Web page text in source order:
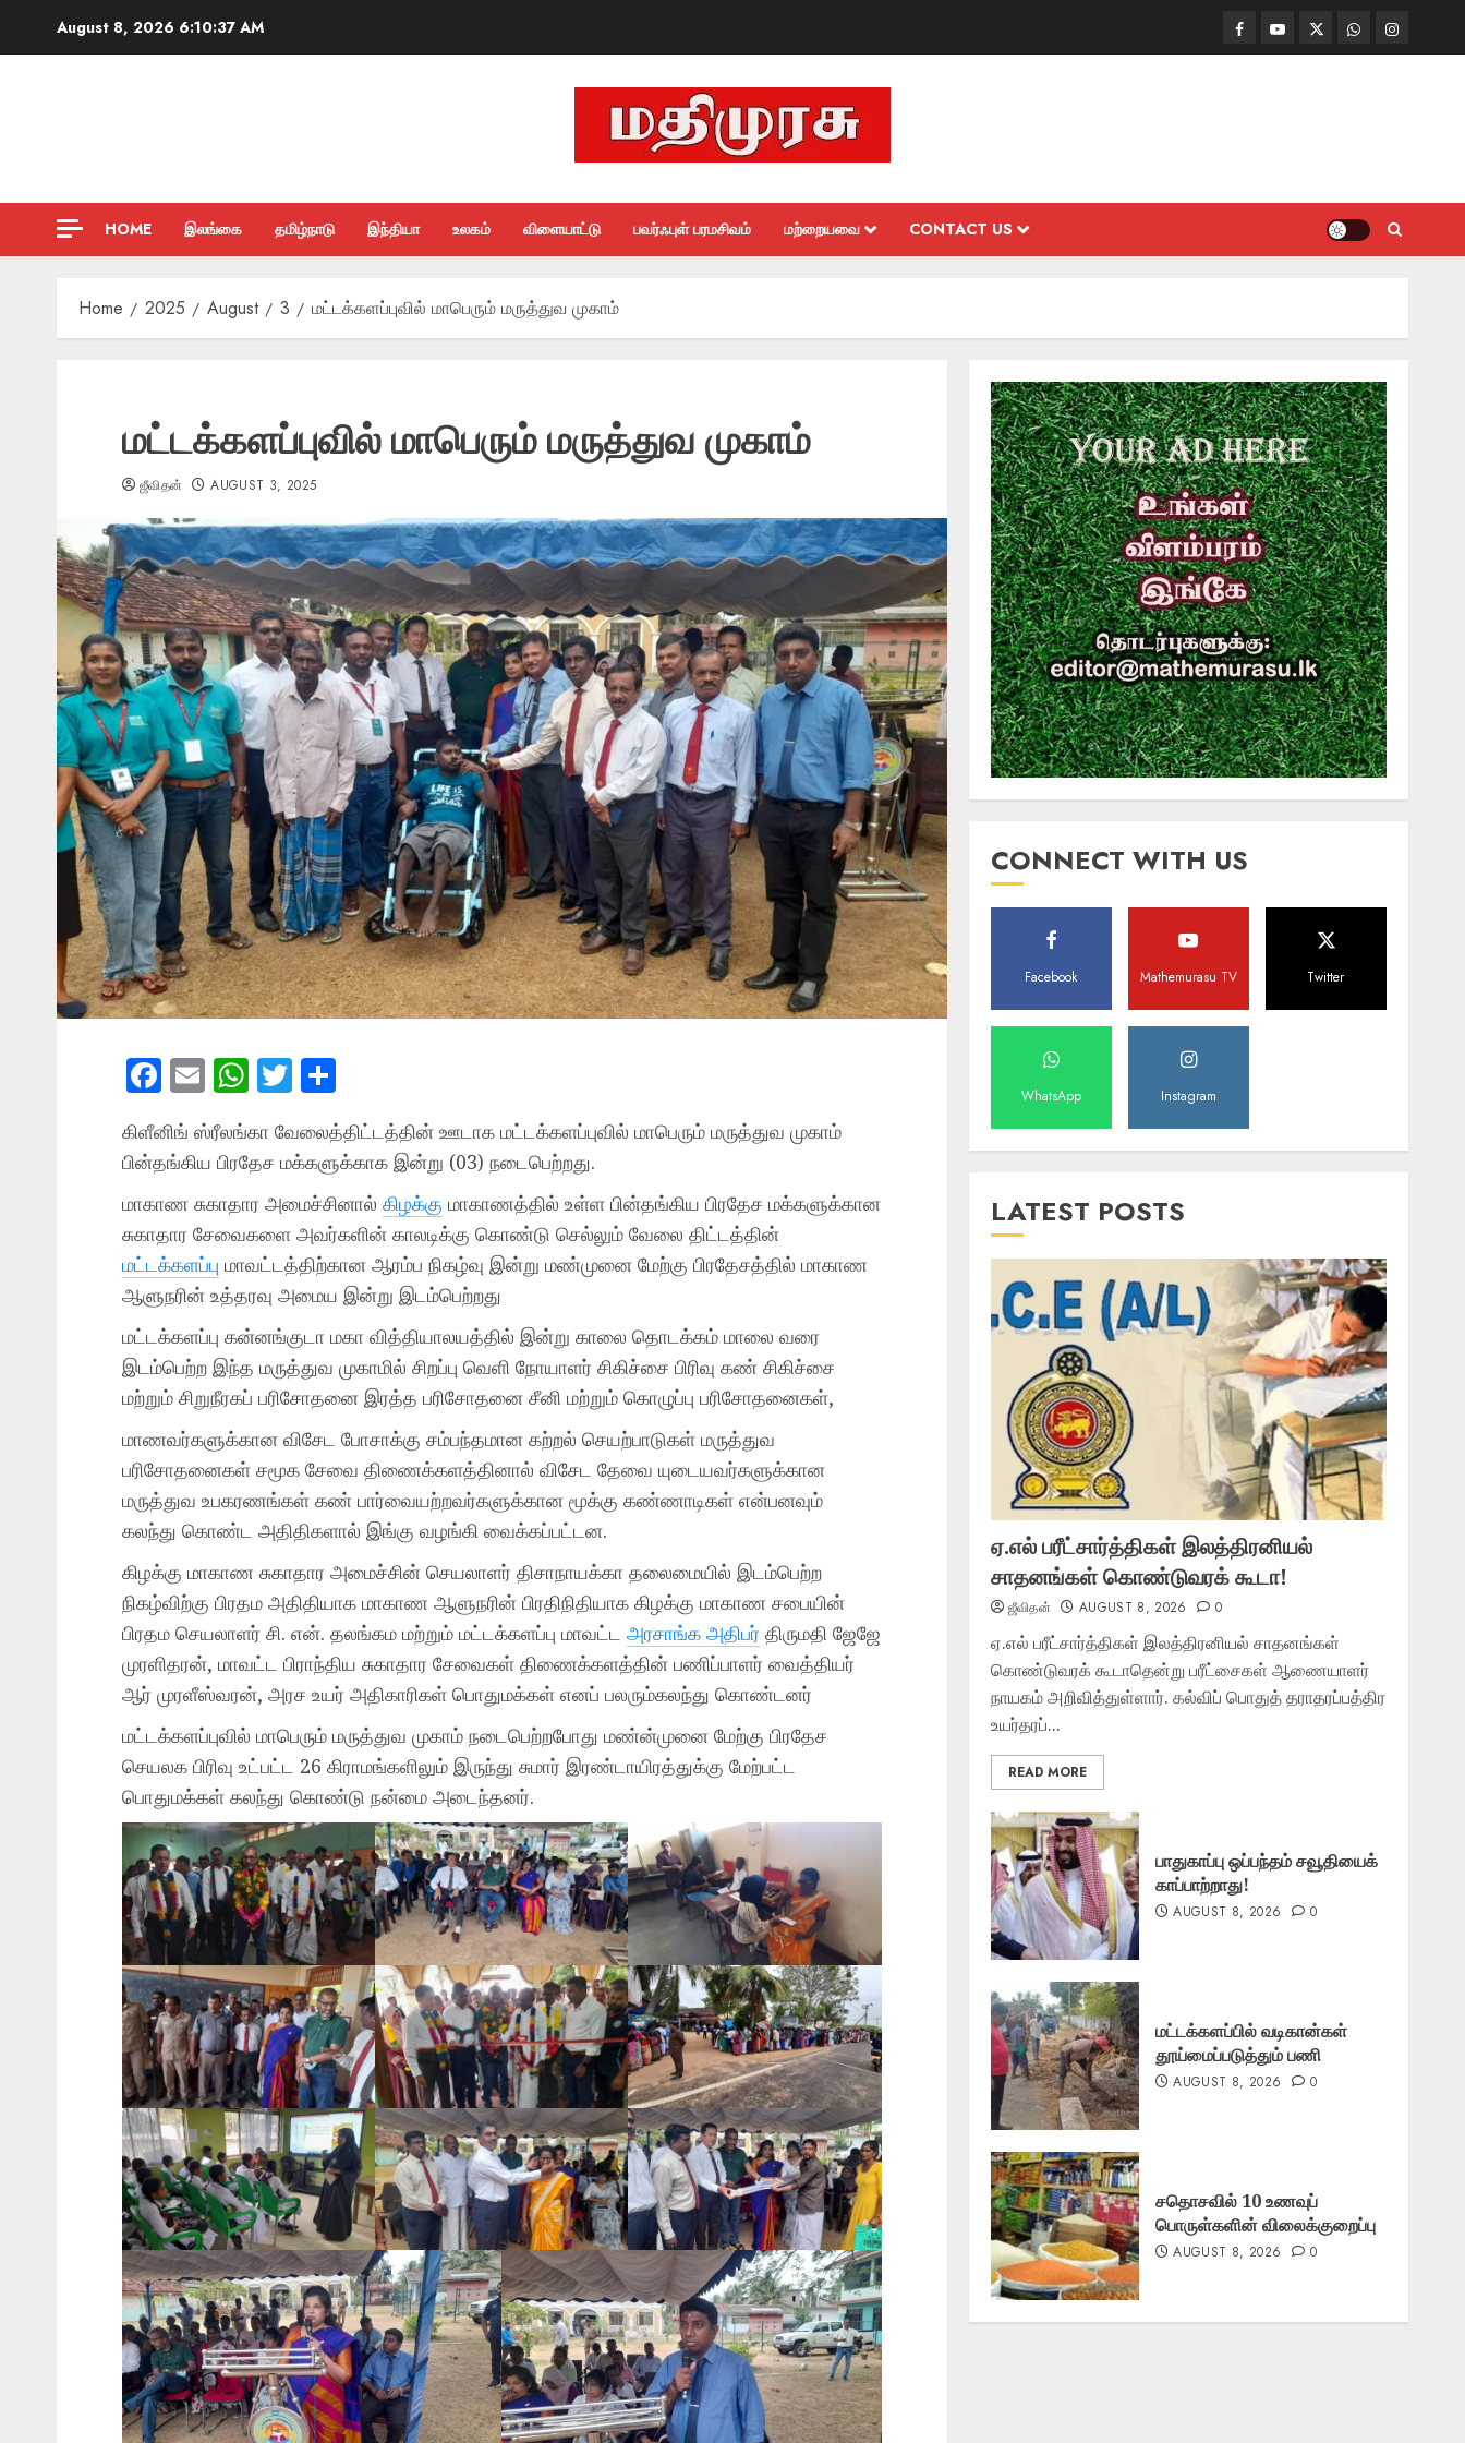
August 8, 2026 6:10:38 AM FacebookMathemurasu
TV
TwitterWhatsAppInstagram
HOME இலங்கை தமிழ்நாடு இந்தியா உலகம் விளையாட்டு பவர்ஃபுள் பரமசிவம் மற்றையவை CONTACT US
Home 2025 August 3 மட்டக்களப்புவில் மாபெரும் மருத்துவ முகாம்
மட்டக்களப்புவில் மாபெரும் மருத்துவ முகாம்
ஜீவிதன் AUGUST 3, 2025
Facebook
EmailWhatsApp
Twitter
கிளீனிங் ஸ்ரீலங்கா வேலைத்திட்டத்தின் ஊடாக மட்டக்களப்புவில் மாபெரும் மருத்துவ முகாம்
பின்தங்கிய பிரதேச மக்களுக்காக இன்று (03) நடைபெற்றது.
மாகாண சுகாதார அமைச்சினால் கிழக்கு மாகாணத்தில் உள்ள பின்தங்கிய பிரதேச மக்களுக்கான
சுகாதார சேவைகளை அவர்களின் காலடிக்கு கொண்டு செல்லும் வேலை திட்டத்தின்
மட்டக்களப்பு மாவட்டத்திற்கான ஆரம்ப நிகழ்வு இன்று மண்முனை மேற்கு பிரதேசத்தில் மாகாண
ஆளுநரின் உத்தரவு அமைய இன்று இடம்பெற்றது
மட்டக்களப்பு கன்னங்குடா மகா வித்தியாலயத்தில் இன்று காலை தொடக்கம் மாலை வரை
இடம்பெற்ற இந்த மருத்துவ முகாமில் சிறப்பு வெளி நோயாளர் சிகிச்சை பிரிவு கண் சிகிச்சை
மற்றும் சிறுநீரகப் பரிசோதனை இரத்த பரிசோதனை சீனி மற்றும் கொழுப்பு பரிசோதனைகள்,
மாணவர்களுக்கான விசேட போசாக்கு சம்பந்தமான கற்றல் செயற்பாடுகள் மருத்துவ
பரிசோதனைகள் சமூக சேவை திணைக்களத்தினால் விசேட தேவை யுடையவர்களுக்கான
மருத்துவ உபகரணங்கள் கண் பார்வையற்றவர்களுக்கான மூக்கு கண்ணாடிகள் என்பனவும்
கலந்து கொண்ட அதிதிகளால் இங்கு வழங்கி வைக்கப்பட்டன.
கிழக்கு மாகாண சுகாதார அமைச்சின் செயலாளர் திசாநாயக்கா தலைமையில் இடம்பெற்ற
நிகழ்விற்கு பிரதம அதிதியாக மாகாண ஆளுநரின் பிரதிநிதியாக கிழக்கு மாகாண சபையின்
பிரதம செயலாளர் சி. என். தலங்கம மற்றும் மட்டக்களப்பு மாவட்ட அரசாங்க அதிபர் திருமதி ஜேஜே
முரளிதரன், மாவட்ட பிராந்திய சுகாதார சேவைகள் திணைக்களத்தின் பணிப்பாளர் வைத்தியர்
ஆர் முரளீஸ்வரன், அரச உயர் அதிகாரிகள் பொதுமக்கள் எனப் பலரும்கலந்து கொண்டனர்
மட்டக்களப்புவில் மாபெரும் மருத்துவ முகாம் நடைபெற்றபோது மண்ன்முனை மேற்கு பிரதேச
செயலக பிரிவு உட்பட்ட 26 கிராமங்களிலும் இருந்து சுமார் இரண்டாயிரத்துக்கு மேற்பட்ட
பொதுமக்கள் கலந்து கொண்டு நன்மை அடைந்தனர்.
CONNECT WITH US
Facebook Mathemurasu TV Twitter
WhatsApp Instagram
LATEST POSTS
ஏ.எல் பரீட்சார்த்திகள் இலத்திரனியல்
சாதனங்கள் கொண்டுவரக் கூடா!
ஜீவிதன் AUGUST 8, 2026 0
ஏ.எல் பரீட்சார்த்திகள் இலத்திரனியல் சாதனங்கள்
கொண்டுவரக் கூடாதென்று பரீட்சைகள் ஆணையாளர்
நாயகம் அறிவித்துள்ளார். கல்விப் பொதுத் தராதரப்பத்திர
உயர்தரப்...
READ MORE
பாதுகாப்பு ஒப்பந்தம் சவூதியைக்
காப்பாற்றாது!
AUGUST 8, 2026 0
மட்டக்களப்பில் வடிகான்கள்
தூய்மைப்படுத்தும் பணி
AUGUST 8, 2026 0
சதொசவில் 10 உணவுப்
பொருள்களின் விலைக்குறைப்பு
AUGUST 8, 2026 0